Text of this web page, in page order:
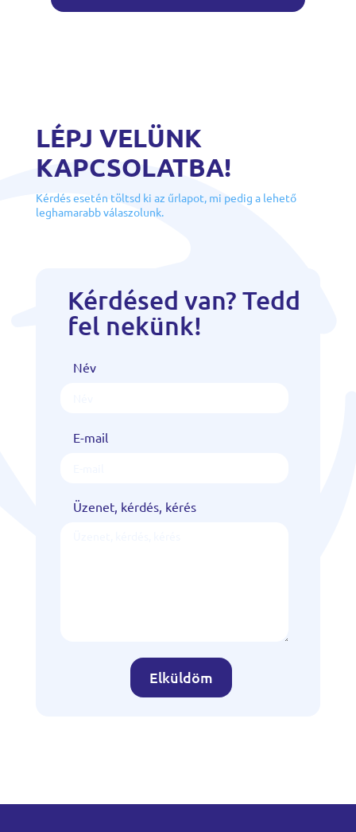
LÉPJ VELÜNK
KAPCSOLATBA!
Kérdés esetén töltsd ki az űrlapot, mi pedig a lehető
leghamarabb válaszolunk.
Kérdésed van? Tedd
fel nekünk!
Név
E-mail
Üzenet, kérdés, kérés
Elküldöm